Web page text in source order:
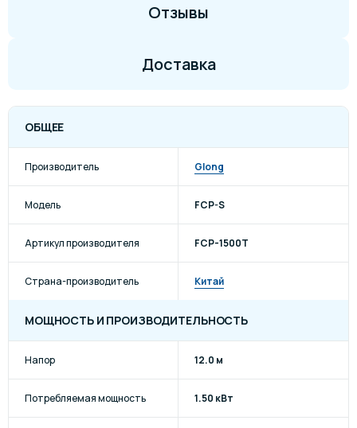
Отзывы
Доставка
ОБЩЕЕ
Производитель Glong
Модель FCP-S
Артикул производителя FCP-1500T
Страна-производитель Китай
МОЩНОСТЬ И ПРОИЗВОДИТЕЛЬНОСТЬ
Напор 12.0 м
Потребляемая мощность 1.50 кВт